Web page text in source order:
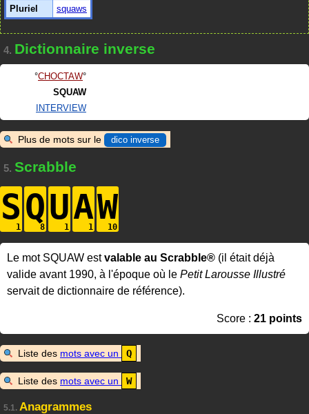
Pluriel
squaws
4. Dictionnaire inverse
CHOCTAW
SQUAW
INTERVIEW
Plus de mots sur le dico inverse
5. Scrabble
SQUAW
Le mot SQUAW estvalable au Scrabble® (il était déjà
valide avant 1990, à l'époque où le Petit Larousse Illustré
servait de dictionnaire de référence).
Score : 21 points
Liste des mots avec un Q
Liste des mots avec un W
5.1. Anagrammes